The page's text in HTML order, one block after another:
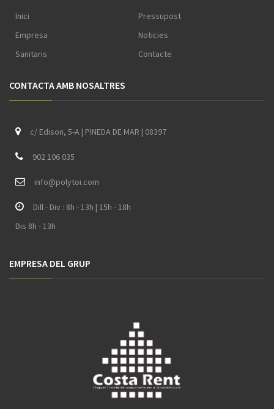
Inici
Empresa
Sanitaris
Pressupost
Noticies
Contacte
CONTACTA AMB NOSALTRES
c/ Edison, 5-A | PINEDA DE MAR | 08397
902 106 035
info@polytoi.com
Dill - Div : 8h - 13h | 15h - 18h
Dis 8h - 13h
EMPRESA DEL GRUP